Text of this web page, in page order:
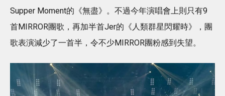
Supper Moment的《無盡》。不過今年演唱會上則只有9
首MIRROR團歌，再加半首Jer的《人類群星閃耀時》，團
歌表演減少了一首半，令不少MIRROR團粉感到失望。